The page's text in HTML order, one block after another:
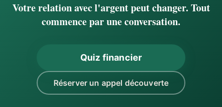
Votre relation avec l'argent peut changer. Tout
commence par une conversation.
Quiz financier
Réserver un appel découverte